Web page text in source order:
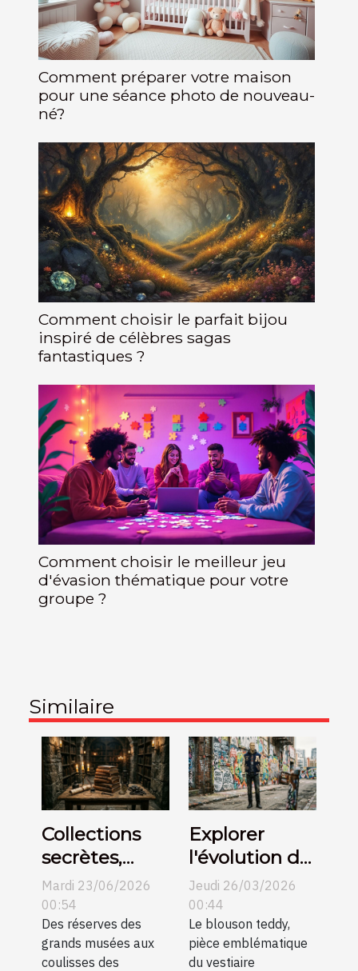
Comment préparer votre maison
pour une séance photo de nouveau-
né?
Comment choisir le parfait bijou
inspiré de célèbres sagas
fantastiques ?
Comment choisir le meilleur jeu
d'évasion thématique pour votre
groupe ?
Similaire
Collections
secrètes,
histoires
méconnues
Mardi 23/06/2026
00:54
Des réserves des
grands musées aux
coulisses des
Explorer
l'évolution du
blouson
teddy dans la
mode
mondiale
Jeudi 26/03/2026
00:44
Le blouson teddy,
pièce emblématique
du vestiaire